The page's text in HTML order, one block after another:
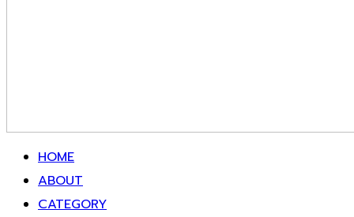
HOME
ABOUT
CATEGORY